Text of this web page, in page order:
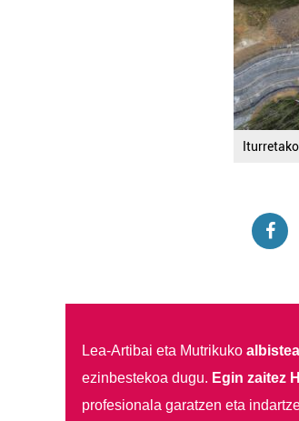
Lea-Artibai eta Mutrikuko
ezinbestekoa dugu. Egin zaitez
profesionala garatzen eta